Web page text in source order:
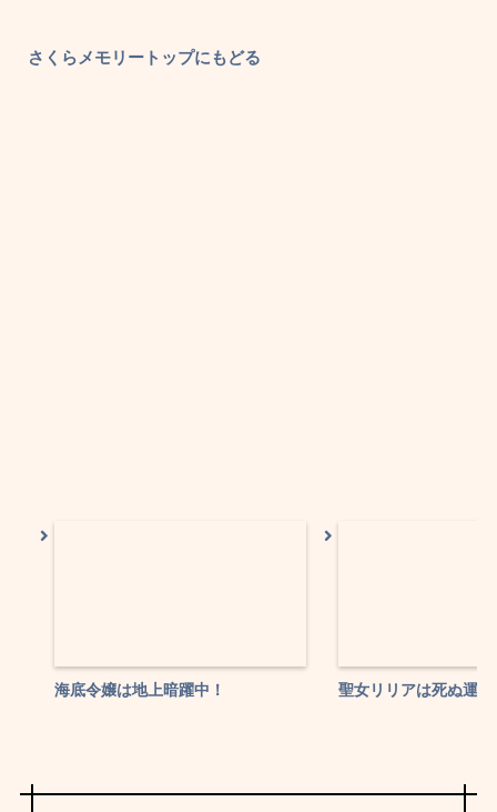
さくらメモリートップにもどる
海底令嬢は地上暗躍中！ 聖女リリアは死ぬ運